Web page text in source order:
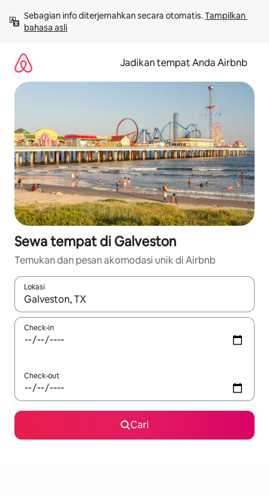
langsung
lihat
Sebagian info diterjemahkan secara otomatis. Tampilkan
bahasa asli
Jadikan tempat Anda Airbnb
Sewa tempat di Galveston
Temukan dan pesan akomodasi unik di Airbnb
Lokasi
Jika hasil yang dicari tersedia, telusuri dengan tombol panah
Check-in
Check-out
Cari